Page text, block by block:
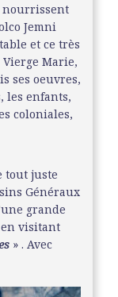
nourrissent
Jemni
et ce très
Marie,
ses oeuvres,
les enfants,
coloniales,
tout juste
Généraux
grande
visitant
» . Avec